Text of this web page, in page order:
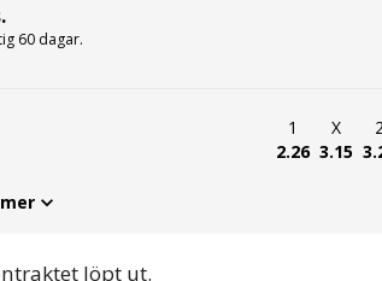
60 dagar.
1
2.26
X
3.15
2
löpt ut.